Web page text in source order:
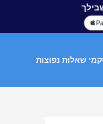
שאלות נפוצות